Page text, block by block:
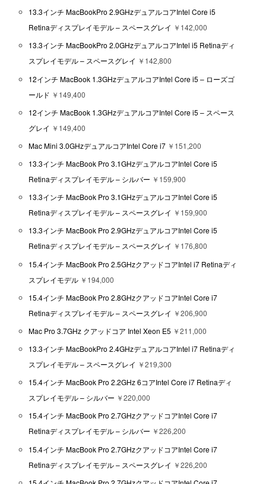
13.3インチ MacBookPro 2.9GHzデュアルコアIntel Core i5
Retinaディスプレイモデル – スペースグレイ ￥142,000
13.3インチ MacBookPro 2.0GHzデュアルコアIntel i5 Retinaディ
スプレイモデル – スペースグレイ ￥142,800
12インチ MacBook 1.3GHzデュアルコアIntel Core i5 – ローズゴ
ールド ￥149,400
12インチ MacBook 1.3GHzデュアルコアIntel Core i5 – スペース
グレイ ￥149,400
Mac Mini 3.0GHzデュアルコアIntel Core i7 ￥151,200
13.3インチ MacBook Pro 3.1GHzデュアルコアIntel Core i5
Retinaディスプレイモデル – シルバー ￥159,900
13.3インチ MacBook Pro 3.1GHzデュアルコアIntel Core i5
Retinaディスプレイモデル – スペースグレイ ￥159,900
13.3インチ MacBook Pro 2.9GHzデュアルコアIntel Core i5
Retinaディスプレイモデル – スペースグレイ ￥176,800
15.4インチ MacBook Pro 2.5GHzクアッドコアIntel i7 Retinaディ
スプレイモデル ￥194,000
15.4インチ MacBook Pro 2.8GHzクアッドコアIntel Core i7
Retinaディスプレイモデル – スペースグレイ ￥206,900
Mac Pro 3.7GHz クアッドコア Intel Xeon E5 ￥211,000
13.3インチ MacBookPro 2.4GHzデュアルコアIntel i7 Retinaディ
スプレイモデル – スペースグレイ ￥219,300
15.4インチ MacBook Pro 2.2GHz 6コアIntel Core i7 Retinaディ
スプレイモデル – シルバー ￥220,000
15.4インチ MacBook Pro 2.7GHzクアッドコアIntel Core i7
Retinaディスプレイモデル – シルバー ￥226,200
15.4インチ MacBook Pro 2.7GHzクアッドコアIntel Core i7
Retinaディスプレイモデル – スペースグレイ ￥226,200